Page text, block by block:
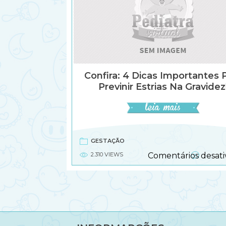
Confira: 4 Dicas Importantes
Previnir Estrias Na
GESTAÇÃO
2.310 VIEWS
Comentários